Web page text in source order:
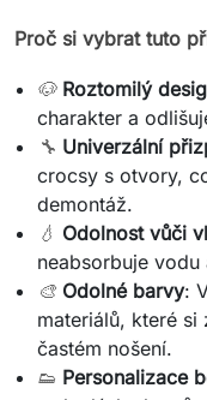
Proč si vybrat tuto
🐶 Roztomilý
charakter a
🔧 Univerzální
crocsy s otvory,
demontáž.
💧 Odolnost vůči
neabsorbuje vodu
🎨 Odolné barvy:
materiálů, které
častém nošení.
👟 Personalizace